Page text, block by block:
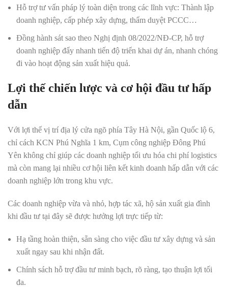
Hỗ trợ tư vấn pháp lý toàn diện trong các lĩnh vực: Thành lập
doanh nghiệp, cấp phép xây dựng, thẩm duyệt PCCC…
Đồng hành sát sao theo Nghị định 08/2022/NĐ-CP, hỗ trợ
doanh nghiệp đẩy nhanh tiến độ triển khai dự án, nhanh chóng
đi vào hoạt động sản xuất hiệu quả.
Lợi thế chiến lược và cơ hội đầu tư hấp
dẫn
Với lợi thế vị trí địa lý cửa ngõ phía Tây Hà Nội, gần Quốc lộ 6,
chỉ cách KCN Phú Nghĩa 1 km, Cụm công nghiệp Đông Phú
Yên không chỉ giúp các doanh nghiệp tối ưu hóa chi phí logistics
mà còn mang lại nhiều cơ hội liên kết kinh doanh hấp dẫn với các
doanh nghiệp lớn trong khu vực.
Các doanh nghiệp vừa và nhỏ, hợp tác xã, hộ sản xuất gia đình
khi đầu tư tại đây sẽ được hưởng lợi trực tiếp từ:
Hạ tầng hoàn thiện, sẵn sàng cho việc đầu tư xây dựng và sản
xuất ngay sau khi nhận đất.
Chính sách hỗ trợ đầu tư minh bạch, rõ ràng, tạo thuận lợi tối
đa.